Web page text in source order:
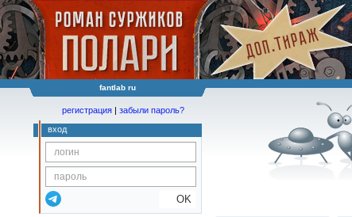
fantlab ru
регистрация | забыли пароль?
вход
OK